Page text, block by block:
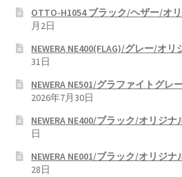
OTTO-H1054 ブラック/ヘザー/オ
月2日
NEWERA NE400(FLAG)/グレー/オ
31日
NEWERA NE501/グラファイトグ
2026年7月30日
NEWERA NE400/ブラック/オリジ
日
NEWERA NE001/ブラック/オリジ
28日